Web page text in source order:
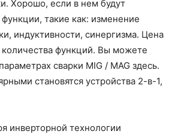
Хорошо, если в нем будут
такие как: изменение
индуктивности, синергизма. Цена
количества функций. Вы можете
сварки MIG / MAG здесь.
становятся устройства 2-в-1,
инверторной технологии